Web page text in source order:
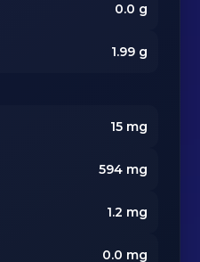
0.0 g
1.99g
15mg
594mg
1.2 mg
0.0 mg